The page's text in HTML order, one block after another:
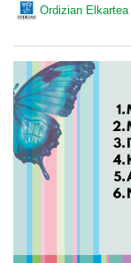
Ordizian Elkartea